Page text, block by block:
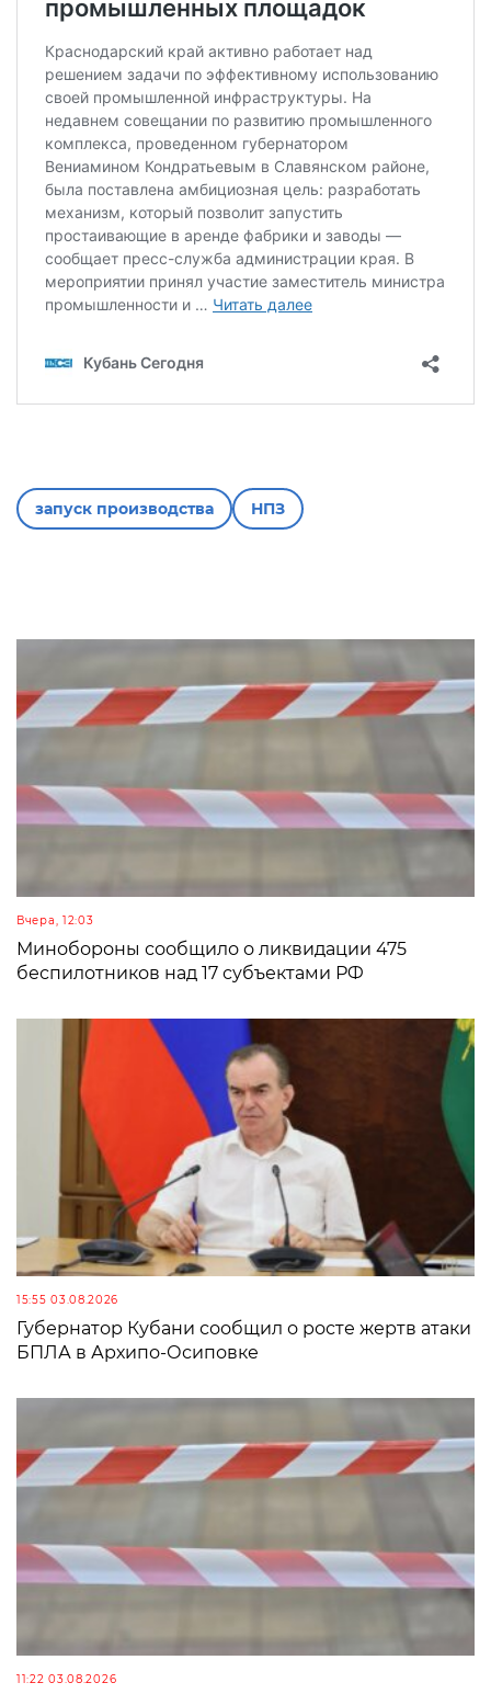
запуск производства НПЗ
Вчера, 12:03
Минобороны сообщило о ликвидации 475
беспилотников над 17 субъектами РФ
15:55 03.08.2026
Губернатор Кубани сообщил о росте жертв атаки
БПЛА в Архипо-Осиповке
11:22 03.08.2026